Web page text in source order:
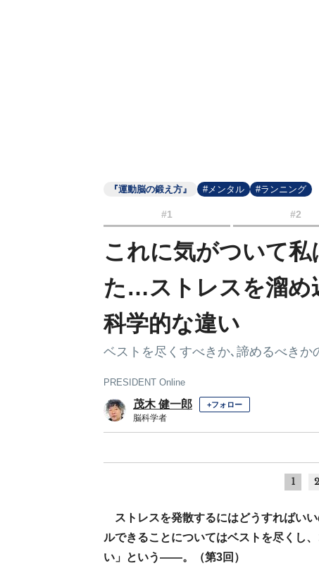
『運動脳の鍛え方』 #メンタル #ランニング
#1 #2
これに気がついて
た…ストレスを溜め
科学的な違い
ベストを尽くすべきか､諦めるべきか
PRESIDENT Online
茂木 健一郎 +フォロー
脳科学者
1 2
ストレスを発散するにはどうすればい
ルできることについてはベストを尽くし
い」という――。（第3回）